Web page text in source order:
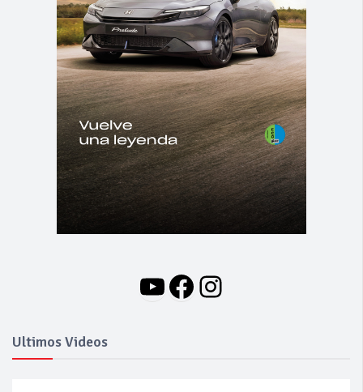
YouTube
Facebook
Instagram
Ultimos Videos